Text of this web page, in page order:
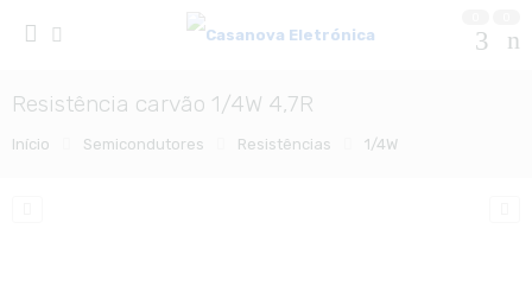
Resistência carvão 1/4W 4,7R
Início Semicondutores Resistências 1/4W